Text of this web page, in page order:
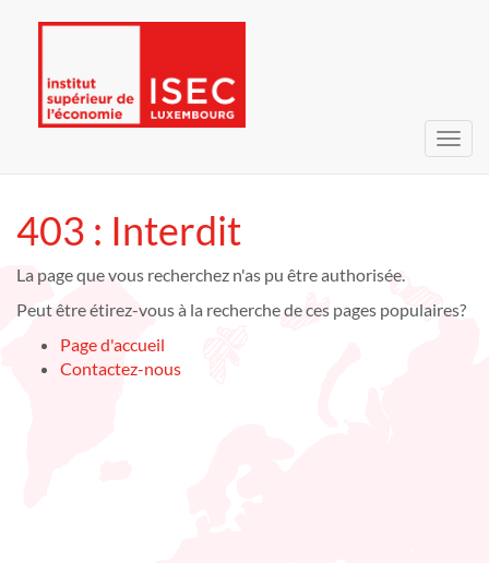
403 : Interdit
La page que vous recherchez n'as pu être authorisée.
Peut être étirez-vous à la recherche de ces pages populaires?
Page d'accueil
Contactez-nous